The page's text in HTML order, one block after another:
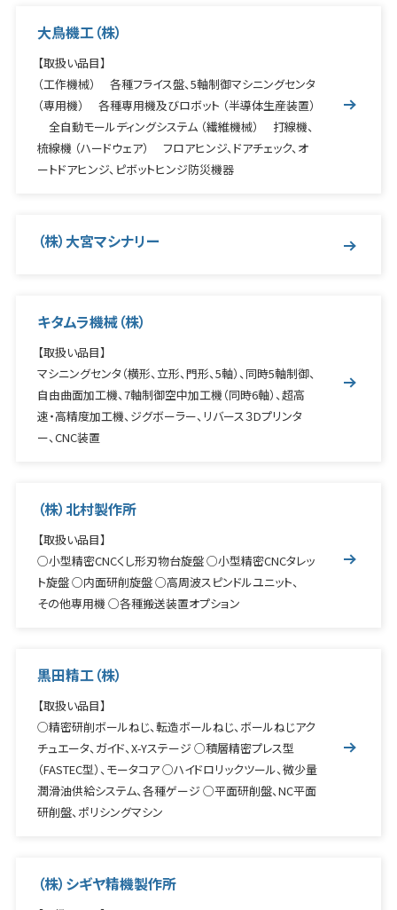
大鳥機工（株）
【取扱い品目】
（工作機械） 各種フライス盤、5軸制御マシニングセンタ
（専用機） 各種専用機及びロボット （半導体生産装置）
全自動モールディングシステム （繊維機械） 打線機、
梳線機 （ハードウェア） フロアヒンジ、ドアチェック、オ
ートドアヒンジ、ピボットヒンジ防災機器
（株）大宮マシナリー
キタムラ機械（株）
【取扱い品目】
マシニングセンタ（横形、立形、門形、5軸）、同時5軸制御、
自由曲面加工機、7軸制御空中加工機（同時6軸）、超高
速・高精度加工機、ジグボーラー、リバース３Dプリンタ
ー、CNC装置
（株）北村製作所
【取扱い品目】
○小型精密CNCくし形刃物台旋盤 ○小型精密CNCタレッ
ト旋盤 ○内面研削旋盤 ○高周波スピンドルユニット、
その他専用機 ○各種搬送装置オプション
黒田精工（株）
【取扱い品目】
○精密研削ボールねじ、転造ボールねじ、ボールねじアク
チュエータ、ガイド、X-Yステージ ○積層精密プレス型
（FASTEC型）、モータコア ○ハイドロリックツール、微少量
潤滑油供給システム、各種ゲージ ○平面研削盤、NC平面
研削盤、ポリシングマシン
（株）シギヤ精機製作所